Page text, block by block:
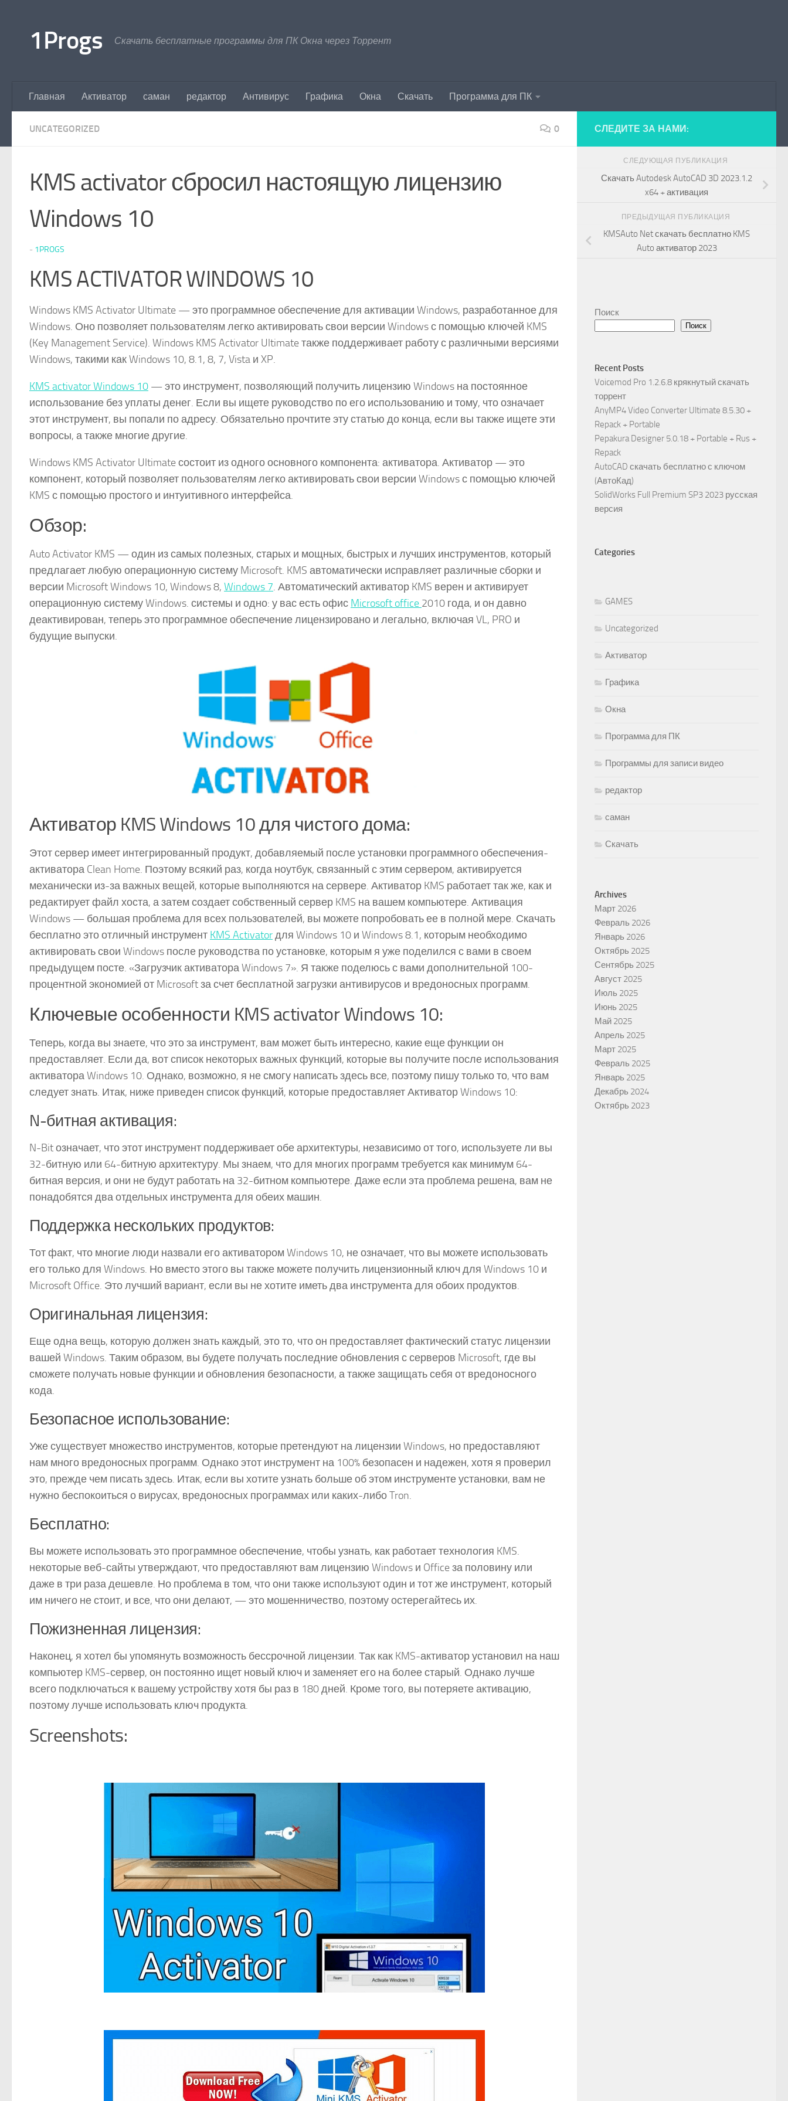
1Progs Скачать бесплатные программы для ПК Окна через Торрент
Главная Активатор саман редактор Антивирус Графика Окна Скачать Программа для ПК
UNCATEGORIZED 0
KMS activator сбросил настоящую лицензию
Windows 10
- 1PROGS
KMS ACTIVATOR WINDOWS 10
Windows KMS Activator Ultimate — это программное обеспечение для активации Windows, разработанное для
Windows. Оно позволяет пользователям легко активировать свои версии Windows с помощью ключей KMS
(Key Management Service). Windows KMS Activator Ultimate также поддерживает работу с различными версиями
Windows, такими как Windows 10, 8.1, 8, 7, Vista и XP.
KMS activator Windows 10 — это инструмент, позволяющий получить лицензию Windows на постоянное
использование без уплаты денег. Если вы ищете руководство по его использованию и тому, что означает
этот инструмент, вы попали по адресу. Обязательно прочтите эту статью до конца, если вы также ищете эти
вопросы, а также многие другие.
Windows KMS Activator Ultimate состоит из одного основного компонента: активатора. Активатор — это
компонент, который позволяет пользователям легко активировать свои версии Windows с помощью ключей
KMS с помощью простого и интуитивного интерфейса.
Обзор:
Auto Activator KMS — один из самых полезных, старых и мощных, быстрых и лучших инструментов, который
предлагает любую операционную систему Microsoft. KMS автоматически исправляет различные сборки и
версии Microsoft Windows 10, Windows 8, Windows 7. Автоматический активатор KMS верен и активирует
операционную систему Windows. системы и одно: у вас есть офис Microsoft office 2010 года, и он давно
деактивирован, теперь это программное обеспечение лицензировано и легально, включая VL, PRO и
будущие выпуски.
Активатор KMS Windows 10 для чистого дома:
Этот сервер имеет интегрированный продукт, добавляемый после установки программного обеспечения-
активатора Clean Home. Поэтому всякий раз, когда ноутбук, связанный с этим сервером, активируется
механически из-за важных вещей, которые выполняются на сервере. Активатор KMS работает так же, как и
редактирует файл хоста, а затем создает собственный сервер KMS на вашем компьютере. Активация
Windows — большая проблема для всех пользователей, вы можете попробовать ее в полной мере. Скачать
бесплатно это отличный инструмент KMS Activatorдля Windows 10 и Windows 8.1, которым необходимо
активировать свои Windows после руководства по установке, которым я уже поделился с вами в своем
предыдущем посте. «Загрузчик активатора Windows 7». Я также поделюсь с вами дополнительной 100-
процентной экономией от Microsoft за счет бесплатной загрузки антивирусов и вредоносных программ.
Ключевые особенности KMS activator Windows 10:
Теперь, когда вы знаете, что это за инструмент, вам может быть интересно, какие еще функции он
предоставляет. Если да, вот список некоторых важных функций, которые вы получите после использования
активатора Windows 10. Однако, возможно, я не смогу написать здесь все, поэтому пишу только то, что вам
следует знать. Итак, ниже приведен список функций, которые предоставляет Активатор Windows 10:
N-битная активация:
N-Bit означает, что этот инструмент поддерживает обе архитектуры, независимо от того, используете ли вы
32-битную или 64-битную архитектуру. Мы знаем, что для многих программ требуется как минимум 64-
битная версия, и они не будут работать на 32-битном компьютере. Даже если эта проблема решена, вам не
понадобятся два отдельных инструмента для обеих машин.
Поддержка нескольких продуктов:
Тот факт, что многие люди назвали его активатором Windows 10, не означает, что вы можете использовать
его только для Windows. Но вместо этого вы также можете получить лицензионный ключ для Windows 10 и
Microsoft Office. Это лучший вариант, если вы не хотите иметь два инструмента для обоих продуктов.
Оригинальная лицензия:
Еще одна вещь, которую должен знать каждый, это то, что он предоставляет фактический статус лицензии
вашей Windows. Таким образом, вы будете получать последние обновления с серверов Microsoft, где вы
сможете получать новые функции и обновления безопасности, а также защищать себя от вредоносного
кода.
Безопасное использование:
Уже существует множество инструментов, которые претендуют на лицензии Windows, но предоставляют
нам много вредоносных программ. Однако этот инструмент на 100% безопасен и надежен, хотя я проверил
это, прежде чем писать здесь. Итак, если вы хотите узнать больше об этом инструменте установки, вам не
нужно беспокоиться о вирусах, вредоносных программах или каких-либо Tron.
Бесплатно:
Вы можете использовать это программное обеспечение, чтобы узнать, как работает технология KMS.
некоторые веб-сайты утверждают, что предоставляют вам лицензию Windows и Office за половину или
даже в три раза дешевле. Но проблема в том, что они также используют один и тот же инструмент, который
им ничего не стоит, и все, что они делают, — это мошенничество, поэтому остерегайтесь их.
Пожизненная лицензия:
Наконец, я хотел бы упомянуть возможность бессрочной лицензии. Так как KMS-активатор установил на наш
компьютер KMS-сервер, он постоянно ищет новый ключ и заменяет его на более старый. Однако лучше
всего подключаться к вашему устройству хотя бы раз в 180 дней. Кроме того, вы потеряете активацию,
поэтому лучше использовать ключ продукта.
Screenshots:
СЛЕДИТЕ ЗА НАМИ:
СЛЕДУЮЩАЯ ПУБЛИКАЦИЯ
Скачать Autodesk AutoCAD 3D 2023.1.2
x64 + активация
ПРЕДЫДУЩАЯ ПУБЛИКАЦИЯ
KMSAuto Net скачать бесплатно KMS
Auto активатор 2023
Поиск
Поиск
Recent Posts
Voicemod Pro 1.2.6.8 крякнутый скачать
торрент
AnyMP4 Video Converter Ultimate 8.5.30 +
Repack + Portable
Pepakura Designer 5.0.18 + Portable + Rus +
Repack
AutoCAD скачать бесплатно с ключом
(АвтоКад)
SolidWorks Full Premium SP3 2023 русская
версия
Categories
GAMES
Uncategorized
Активатор
Графика
Окна
Программа для ПК
Программы для записи видео
редактор
саман
Скачать
Archives
Март 2026
Февраль 2026
Январь 2026
Октябрь 2025
Сентябрь 2025
Август 2025
Июль 2025
Июнь 2025
Май 2025
Апрель 2025
Март 2025
Февраль 2025
Январь 2025
Декабрь 2024
Октябрь 2023